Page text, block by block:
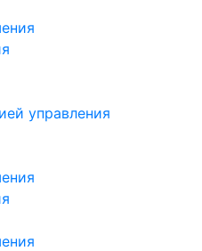
управления